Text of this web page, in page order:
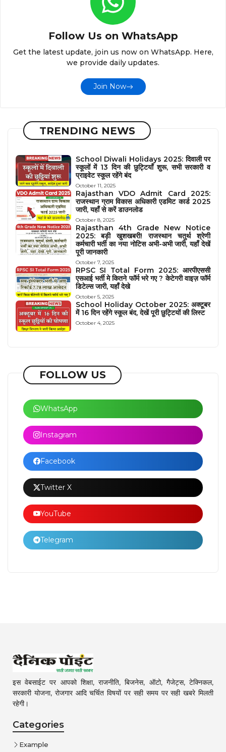
Follow Us on WhatsApp
Get the latest update, join us now on WhatsApp. Here,
we provide daily updates.
Join Now
TRENDING NEWS
School Diwali Holidays 2025: दिवाली पर
स्कूलों में 13 दिन की छुट्टियाँ शुरू, सभी सरकारी व
प्राइवेट स्कूल रहेंगे बंद
October 11, 2025
Rajasthan VDO Admit Card 2025:
राजस्थान ग्राम विकास अधिकारी एडमिट कार्ड 2025
जारी, यहाँ से करें डाउनलोड
October 8, 2025
Rajasthan 4th Grade New Notice
2025: बड़ी खुशखबरी! राजस्थान चतुर्थ श्रेणी
कर्मचारी भर्ती का नया नोटिस अभी-अभी जारी, यहाँ देखें
पूरी जानकारी
October 7, 2025
RPSC SI Total Form 2025: आरपीएससी
एसआई भर्ती मे कितने फॉर्म भरे गए ? केटेगरी वाइज़ फॉर्म
डिटेल्स जारी, यहाँ देखे
October 5, 2025
School Holiday October 2025: अक्टूबर
में 16 दिन रहेंगे स्कूल बंद, देखें पूरी छुट्टियों की लिस्ट
October 4, 2025
FOLLOW US
WhatsApp
Instagram
Facebook
Twitter X
YouTube
Telegram
इस वेबसाईट पर आपको शिक्षा, राजनीति, बिजनेस, ऑटो, गैजेट्स, टेक्निकल,
सरकारी योजना, रोजगार आदि चर्चित विषयों पर सही समय पर सही खबरे मिलती
रहेगी।
Categories
Example